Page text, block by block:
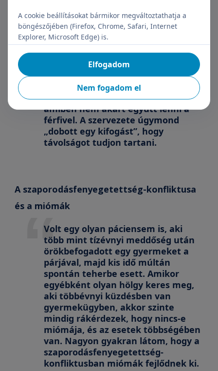
A hüvelyi folyás és a távolságtartás
Az egyik páciensem azzal keresett
meg, hogy állandó hüvelyi folyással
küzd, és emiatt nem tud szexuális
életet élni a párjával. Kis idő múlva
kiderült, hogy mindez azért volt így,
mert olyan lelki konfliktust élt meg,
amiben nem akart együtt lenni a
férfivel. A szervezete úgymond
„dobott egy kifogást”, hogy
távolságot tudjon tartani.
A szaporodásfenyegetettség-konfliktusa
és a miómák
Volt egy olyan páciensem is, aki
több mint tízévnyi meddőség után
örökbefogadott egy gyermeket a
párjával, majd kis idő múltán
spontán teherbe esett. Amikor
egyébként olyan hölgy keres meg,
aki többévnyi küzdésben van
gyermekügyben, akkor szinte
mindig rákérdezek, hogy nincs-e
miómája, és az esetek többségében
van. Nagyon gyakran látom, hogy a
szaporodásfenyegetettség-
konfliktusban miómák fejlődnek ki.
A cookie beállításokat bármikor megváltoztathatja a
böngészőjében (Firefox, Chrome, Safari, Internet
Explorer, Microsoft Edge) is.
Nem fogadom el
Elfogadom